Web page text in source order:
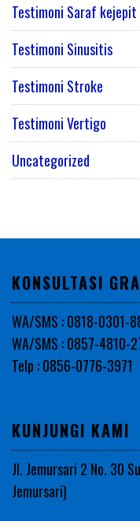
Testimoni Saraf kejepit
Testimoni Sinusitis
Testimoni Stroke
Testimoni Vertigo
Uncategorized
KONSULTASI
WA/SMS : 0818-0301-
WA/SMS : 0857-4810-
Telp : 0856-0776-3971
KUNJUNGI KAMI
Jl. Jemursari 2 No. 30
Jemursari)